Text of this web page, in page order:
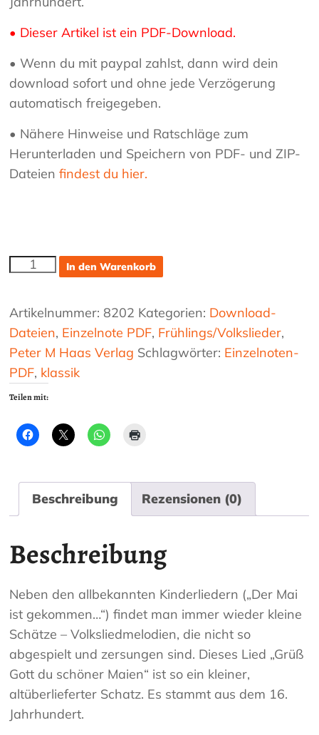
• Dieser Artikel ist ein PDF-Download.
• Wenn du mit paypal zahlst, dann wird dein
download sofort und ohne jede Verzögerung
automatisch freigegeben.
• Nähere Hinweise und Ratschläge zum
Herunterladen und Speichern von PDF- und ZIP-
Dateienfindest du hier.
Grüß
schöner
Maien
Menge
In den Warenkorb
Artikelnummer: 8202 Kategorien: Download-
Dateien, Einzelnote PDF, Frühlings/Volkslieder,
Peter M Haas Verlag Schlagwörter: Einzelnoten-
PDF, klassik
Teilen mit:
Beschreibung Rezensionen (0)
Beschreibung
Neben den allbekannten Kinderliedern („Der Mai
ist gekommen…“) findet man immer wieder kleine
Schätze – Volksliedmelodien, die nicht so
abgespielt und zersungen sind. Dieses Lied „Grüß
Gott du schöner Maien“ ist so ein kleiner,
altüberlieferter Schatz. Es stammt aus dem 16.
Jahrhundert.